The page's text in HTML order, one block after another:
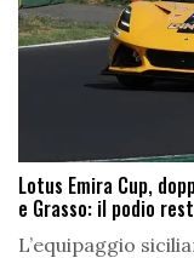
Lotus Emira Cup,
e Grasso: il podio
L’equipaggio